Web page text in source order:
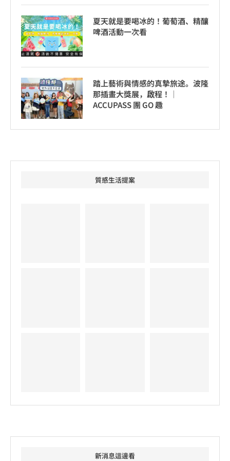
夏天就是要喝冰的！葡萄酒、精釀
啤酒活動一次看
踏上藝術與情感的真摯旅途。波隆
那插畫大獎展，啟程！│
ACCUPASS 團 GO 趣
質感生活提案
新消息這邊看